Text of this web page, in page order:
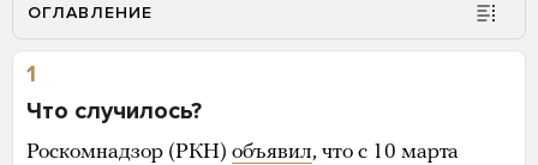
ОГЛАВЛЕНИЕ
1
Что случилось?
Роскомнадзор (РКН) объявил, что с 10 марта